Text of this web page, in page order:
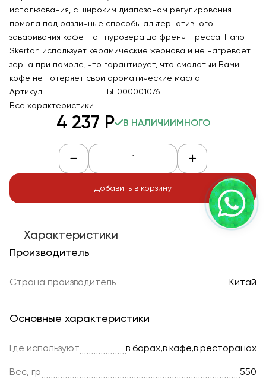
использования, с широким диапазоном регулирования
помола под различные способы альтернативного
заваривания кофе - от пуровера до френч-пресса. Hario
Skerton использует керамические жернова и не нагревает
зерна при помоле, что гарантирует, что смолотый Вами
кофе не потеряет свои ароматические масла.
Артикул:
БП000001076
Все характеристики
4 237 Р В НАЛИЧИИ МНОГО
Добавить в корзину
Характеристики
Производитель
Страна производитель Китай
Основные характеристики
Где используют в барах,в кафе,в ресторанах
Вес, гр 550